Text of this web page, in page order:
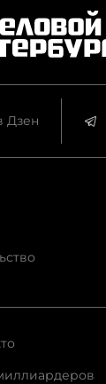
Дзен